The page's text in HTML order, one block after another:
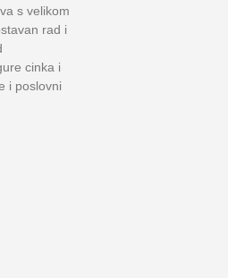
s velikom
rad i
cinka i
i poslovni